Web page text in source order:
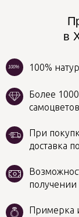
100%
100%
в
Примерка
Более
самоцветов
получении
При
доставка